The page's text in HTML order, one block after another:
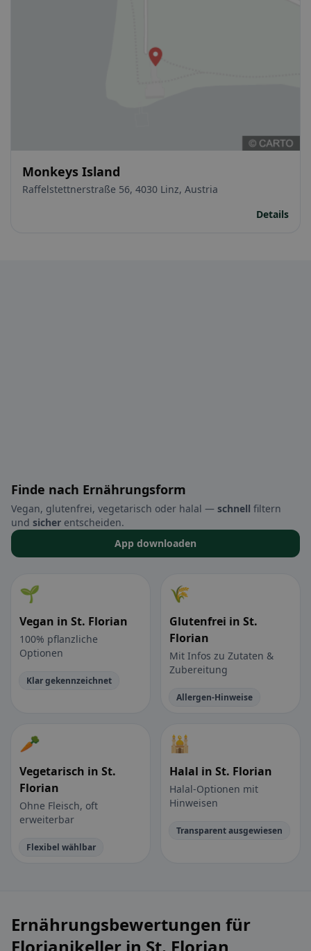
Monkeys Island
Raffelstettnerstraße 56, 4030 Linz, Austria
Details
Finde nach Ernährungsform
Vegan, glutenfrei, vegetarisch oder halal — schnell filtern
und sicher entscheiden.
App downloaden
🌱
Vegan in St. Florian
100% pflanzliche
Optionen
Klar gekennzeichnet
🌾
Glutenfrei in St.
Florian
Mit Infos zu Zutaten &
Zubereitung
Allergen-Hinweise
🥕
Vegetarisch in St.
Florian
Ohne Fleisch, oft
erweiterbar
Flexibel wählbar
🕌
Halal in St. Florian
Halal-Optionen mit
Hinweisen
Transparent ausgewiesen
Ernährungsbewertungen für